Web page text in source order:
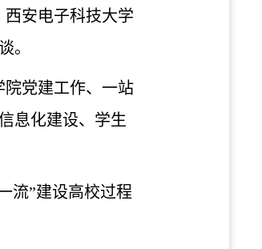
安电子科技大学
。
党建工作、一站
息化建设、学生
流”建设高校过程